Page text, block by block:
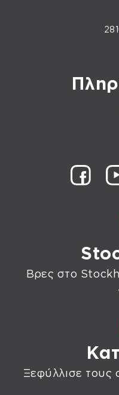
Βρες στο
Ξεφύλλισε τους